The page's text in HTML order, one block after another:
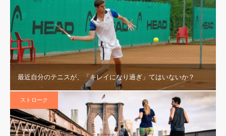
最近自分のテニスが、「キレイになり過ぎ」てはいないか？
ストローク